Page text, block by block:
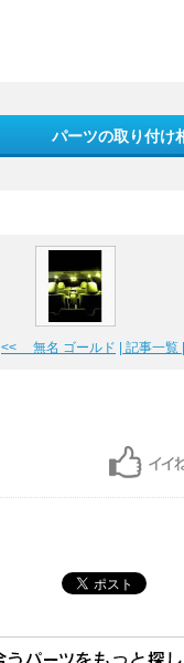
パーツの取り付け
<< 無名 ゴールド | 記事一覧 |